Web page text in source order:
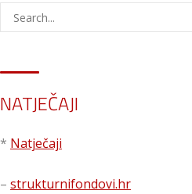
NATJEČAJI
* Natječaji
– strukturnifondovi.hr